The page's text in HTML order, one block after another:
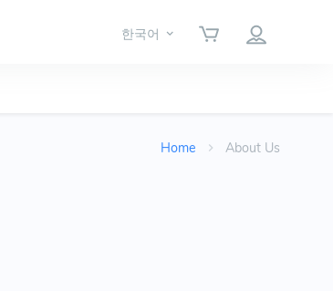
한국어
Home About Us